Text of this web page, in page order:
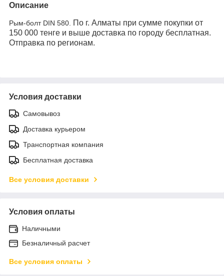
Описание
Рым-болт DIN 580.
По г. Алматы при сумме покупки от
150 000 тенге и выше доставка по городу бесплатная.
Отправка по регионам.
Условия доставки
Самовывоз
Доставка курьером
Транспортная компания
Бесплатная доставка
Все условия доставки
Условия оплаты
Наличными
Безналичный расчет
Все условия оплаты